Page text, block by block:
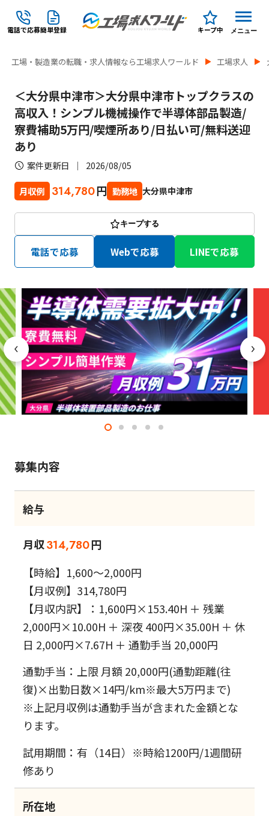
電話で応募簡単登録 キープ中 メニュー
工場・製造業の転職・求人情報なら工場求人ワールド 工場求人
＜大分県中津市＞大分県中津市トップクラスの
高収入！シンプル機械操作で半導体部品製造/
寮費補助5万円/喫煙所あり/日払い可/無料送迎
あり
案件更新日 2026/08/05
月収例 314,780円 勤務地 大分県中津市
キープする
電話で応募 Webで応募 LINEで応募
募集内容
給与
月収314,780円
【時給】1,600～2,000円
【月収例】314,780円
【月収内訳】：1,600円×153.40H ＋ 残業
2,000円×10.00H ＋ 深夜 400円×35.00H ＋ 休
日 2,000円×7.67H ＋ 通勤手当 20,000円
通勤手当：上限 月額 20,000円(通勤距離(往
復)×出勤日数×14円/km※最大5万円まで)
※上記月収例は通勤手当が含まれた金額とな
ります。
試用期間：有（14日）※時給1200円/1週間研
修あり
所在地